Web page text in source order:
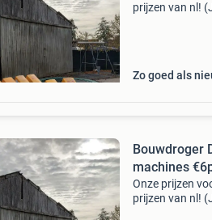
prijzen van nl!
Zo goed als
Bouwdroger
machines
Onze prijzen
prijzen van nl!